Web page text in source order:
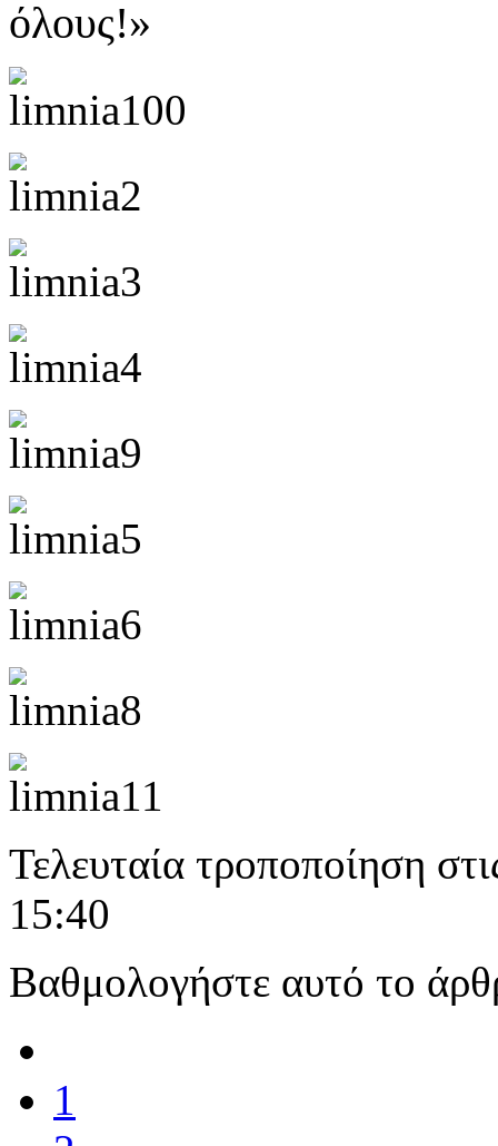
όλους!»
Τελευταία τροποποίηση
15:40
Βαθμολογήστε αυτό το
1